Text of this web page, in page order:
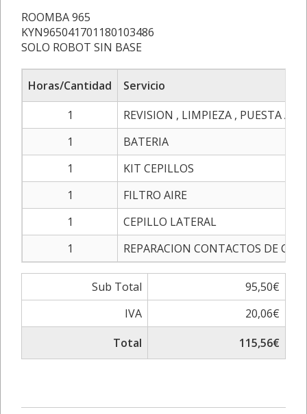
ROOMBA 965
KYN965041701180103486
SOLO ROBOT SIN BASE
Horas/Cantidad
Servicio
1
REVISION , LIMPIEZA , PUESTA A
1
BATERIA
1
KIT CEPILLOS
1
FILTRO AIRE
1
CEPILLO LATERAL
1
REPARACION CONTACTOS DE
Sub Total
95,50€
IVA
20,06€
Total
115,56€